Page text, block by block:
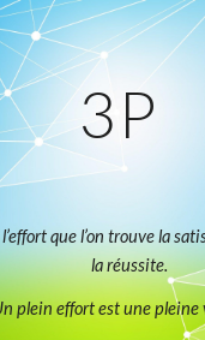
3P
l’effort que l’on trouve la
la réussite.
plein effort est une pleine